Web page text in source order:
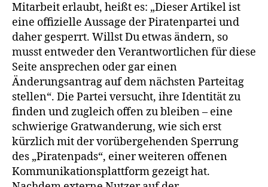
Mitarbeit erlaubt, heißt es: „Dieser Artikel ist
eine offizielle Aussage der Piratenpartei und
daher gesperrt. Willst Du etwas ändern, so
musst entweder den Verantwortlichen für diese
Seite ansprechen oder gar einen
Änderungsantrag auf dem nächsten Parteitag
stellen“. Die Partei versucht, ihre Identität zu
finden und zugleich offen zu bleiben – eine
schwierige Gratwanderung, wie sich erst
kürzlich mit der vorübergehenden Sperrung
des „Piratenpads“, einer weiteren offenen
Kommunikationsplattform gezeigt hat.